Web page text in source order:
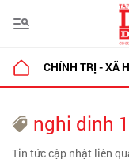
CHÍNH TRỊ - XÃ
nghi dinh
Tin tức cập nhật liên